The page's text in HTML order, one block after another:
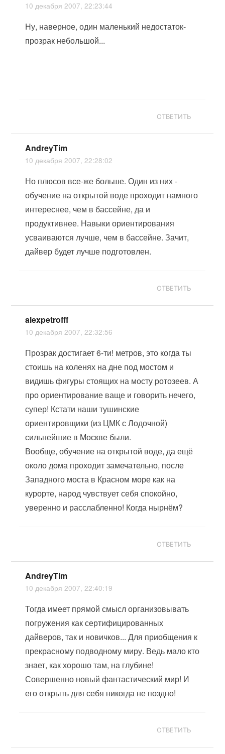
10 декабря 2007, 22:23:44
Ну, наверное, один маленький недостаток-
прозрак небольшой...
ОТВЕТИТЬ
AndreyTim
10 декабря 2007, 22:28:02
Но плюсов все-же больше. Один из них -
обучение на открытой воде проходит намного
интереснее, чем в бассейне, да и
продуктивнее. Навыки ориентирования
усваиваются лучше, чем в бассейне. Зачит,
дайвер будет лучше подготовлен.
ОТВЕТИТЬ
alexpetrofff
10 декабря 2007, 22:32:56
Прозрак достигает 6-ти! метров, это когда ты
стоишь на коленях на дне под мостом и
видишь фигуры стоящих на мосту ротозеев. А
про ориентирование ваще и говорить нечего,
супер! Кстати наши тушинские
ориентировщики (из ЦМК с Лодочной)
сильнейшие в Москве были.
Вообще, обучение на открытой воде, да ещё
около дома проходит замечательно, после
Западного моста в Красном море как на
курорте, народ чувствует себя спокойно,
уверенно и расслабленно! Когда нырнём?
ОТВЕТИТЬ
AndreyTim
10 декабря 2007, 22:40:19
Тогда имеет прямой смысл организовывать
погружения как сертифицированных
дайверов, так и новичков... Для приобщения к
прекрасному подводному миру. Ведь мало кто
знает, как хорошо там, на глубине!
Совершенно новый фантастический мир! И
его открыть для себя никогда не поздно!
ОТВЕТИТЬ